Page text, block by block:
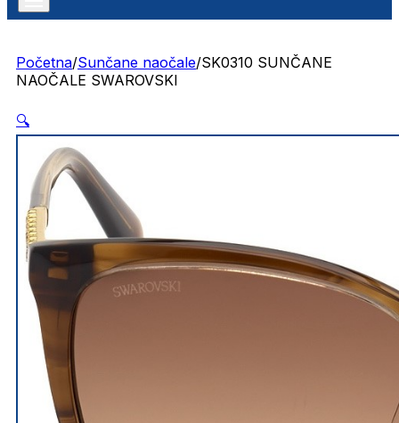
Početna/Sunčane naočale/SK0310 SUNČANE
NAOČALE SWAROVSKI
🔍